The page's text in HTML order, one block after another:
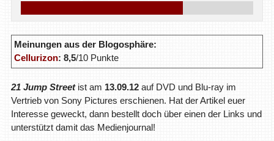
Meinungen aus der Blogosphäre:
Cellurizon: 8,5/10 Punkte
21 Jump Streetist am 13.09.12auf DVD und Blu-ray im
Vertrieb von Sony Pictures erschienen. Hat der Artikel euer
Interesse geweckt, dann bestellt doch über einen der Links und
unterstützt damit das Medienjournal!